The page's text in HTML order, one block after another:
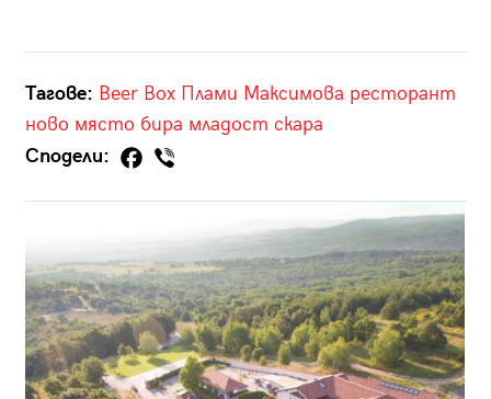
Тагове: Beer Box Плами Максимова ресторант
ново място бира младост скара
Сподели: